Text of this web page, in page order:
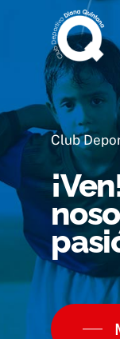
content
Club